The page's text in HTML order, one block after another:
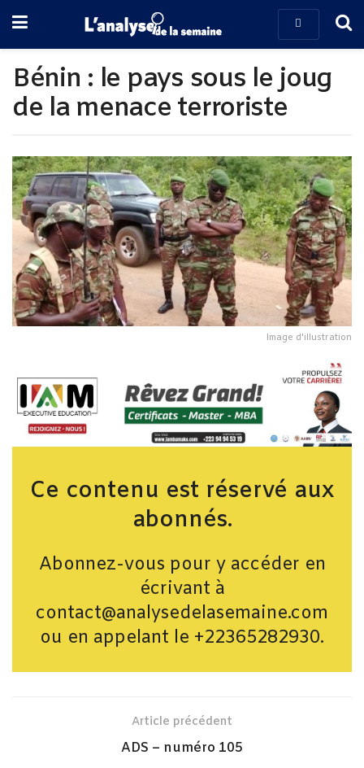
Bénin : le pays sous le joug
de la menace terroriste
Image d'illustration
Ce contenu est réservé aux
abonnés.
Abonnez-vous pour y accéder en
écrivant à
contact@analysedelasemaine.com
ou en appelant le +22365282930.
Article précédent
ADS – numéro 105